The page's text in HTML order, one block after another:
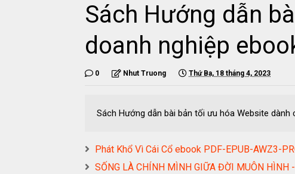
Sách Hướng dẫn
doanh nghiệp
0 Nhut Truong Thứ Ba, 18 tháng 4, 2023
Sách Hướng dẫn bài bản tối ưu hóa Website dành
Phát Khổ Vì Cái Cổ ebook PDF-EPUB-AWZ3-
SỐNG LÀ CHÍNH MÌNH GIỮA ĐỜI MUÔN